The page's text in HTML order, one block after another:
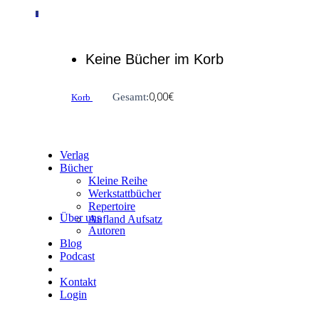
0
Keine Bücher im Korb
Korb Gesamt:0,00€
Verlag
Bücher
Kleine Reihe
Werkstattbücher
Repertoire
Aufland Aufsatz
Über uns
Autoren
Blog
Podcast
Kontakt
Login